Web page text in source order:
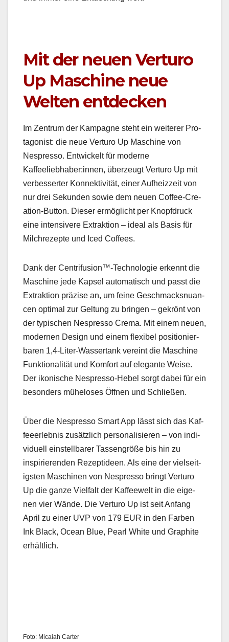
Mit der neuen Verturo
Up Maschine neue
Welten entdecken
Im Zen­trum der Kam­pagne ste­ht ein weit­er­er Pro­
tag­o­nist: die neue Ver­turo Up Mas­chine von
Nespres­so. Entwick­elt für mod­erne
Kaffeeliebhaber:innen, überzeugt Ver­turo Up mit
verbessert­er Kon­nek­tiv­ität, ein­er Aufheizzeit von
nur drei Sekun­den sowie dem neuen Cof­fee-Cre­
ation-But­ton. Dieser ermöglicht per Knopf­druck
eine inten­si­vere Extrak­tion – ide­al als Basis für
Milchrezepte und Iced Cof­fees.
Dank der Centrifusion™-Technologie erken­nt die
Mas­chine jede Kapsel automa­tisch und passt die
Extrak­tion präzise an, um feine Geschmack­snu­an­
cen opti­mal zur Gel­tung zu brin­gen – gekrönt von
der typ­is­chen Nespres­so Cre­ma. Mit einem neuen,
mod­er­nen Design und einem flex­i­bel posi­tion­ier­
baren 1,4‑Liter-Wassertank vere­int die Mas­chine
Funk­tion­al­ität und Kom­fort auf ele­gante Weise.
Der ikonis­che Nespres­so-Hebel sorgt dabei für ein
beson­ders müh­elos­es Öff­nen und Schließen.
Über die Nespres­so Smart App lässt sich das Kaf­
feeer­leb­nis zusät­zlich per­son­al­isieren – von indi­
vidu­ell ein­stell­bar­er Tas­sen­größe bis hin zu
inspiri­eren­den Rezep­tideen. Als eine der viel­seit­
ig­sten Maschi­nen von Nespres­so bringt Ver­turo
Up die ganze Vielfalt der Kaf­feewelt in die eige­
nen vier Wände. Die Ver­turo Up ist seit Anfang
April zu ein­er UVP von 179 EUR in den Far­ben
Ink Black, Ocean Blue, Pearl White und Graphite
erhältlich.
Foto: Mica­iah Carter